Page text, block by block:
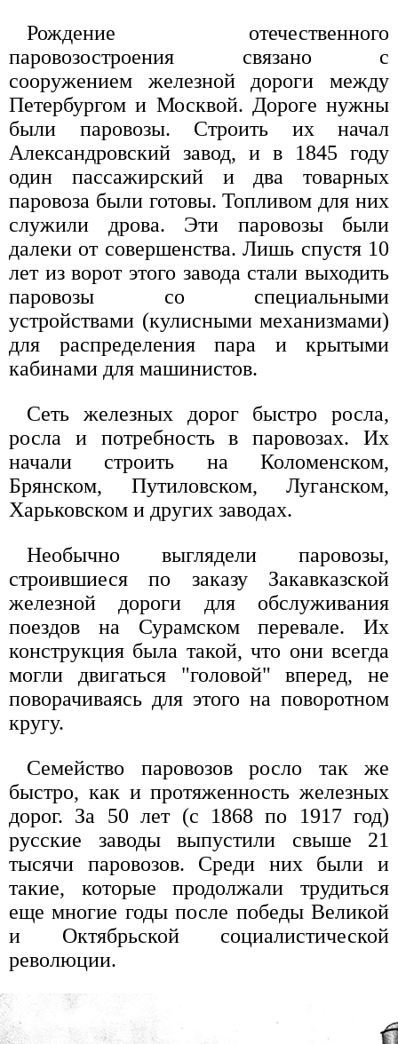
Рождение отечественного
паровозостроения связано с
сооружением железной дороги между
Петербургом и Москвой. Дороге нужны
были паровозы. Строить их начал
Александровский завод, и в 1845 году
один пассажирский и два товарных
паровоза были готовы. Топливом для них
служили дрова. Эти паровозы были
далеки от совершенства. Лишь спустя 10
лет из ворот этого завода стали выходить
паровозы со специальными
устройствами (кулисными механизмами)
для распределения пара и крытыми
кабинами для машинистов.
Сеть железных дорог быстро росла,
росла и потребность в паровозах. Их
начали строить на Коломенском,
Брянском, Путиловском, Луганском,
Харьковском и других заводах.
Необычно выглядели паровозы,
строившиеся по заказу Закавказской
железной дороги для обслуживания
поездов на Сурамском перевале. Их
конструкция была такой, что они всегда
могли двигаться "головой" вперед, не
поворачиваясь для этого на поворотном
кругу.
Семейство паровозов росло так же
быстро, как и протяженность железных
дорог. За 50 лет (с 1868 по 1917 год)
русские заводы выпустили свыше 21
тысячи паровозов. Среди них были и
такие, которые продолжали трудиться
еще многие годы после победы Великой
и Октябрьской социалистической
революции.